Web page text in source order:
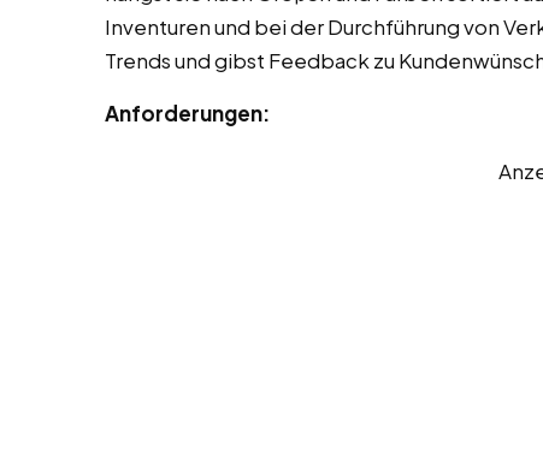
Inventuren und bei der Durchführung von
Trends und gibst Feedback zu
Anforderungen: